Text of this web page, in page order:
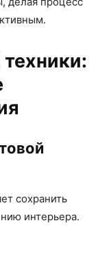
сохранить
интерьера.